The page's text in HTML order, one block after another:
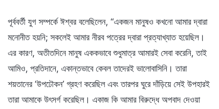
পূর্ববর্তী যুগ সম্পর্কে ঈশ্বর বলেছিলেন, “একজন মানুষও কখনো আমার দ্বারা
মনোনীত হয়নি; সকলেই আমার নীরব পত্রের দ্বারা প্রত্যাখ্যাত হয়েছিল।
এর কারণ, অতীতদিনে মানুষ এককভাবে শুধুমাত্র আমারই সেবা করেনি, তাই
আমিও, প্রতিদানে, একান্তভাবে কেবল তাদেরই ভালোবাসিনি। তারা
শয়তানের ‘উপঢৌকন’ গ্রহণ করেছিল এবং তারপর ঘুরে দাঁড়িয়ে সেই উপহারই
তারা আমাকে উৎসর্গ করেছিল। একাজ কি আমার বিরুদ্ধে অপবাদ দেওয়া